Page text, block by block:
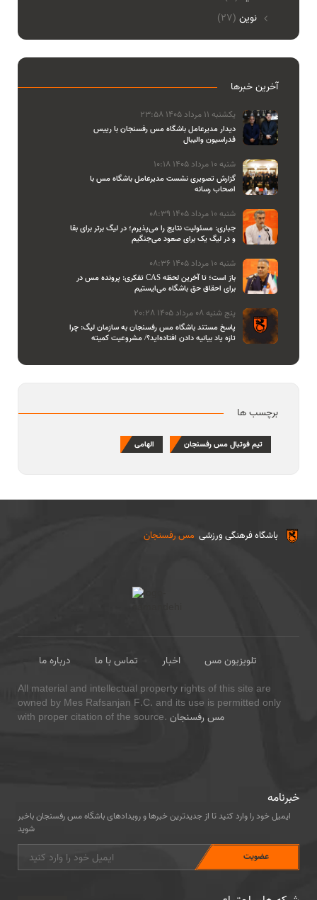
نوین (27)
آخرین خبرها
یکشنبه 11 مرداد 1405 23:58
دیدار مدیرعامل باشگاه مس رفسنجان با رییس
فدراسیون والیبال
شنبه 10 مرداد 1405 10:18
گزارش تصویری نشست مدیرعامل باشگاه مس با
اصحاب رسانه
شنبه 10 مرداد 1405 08:39
جباری: مسئولیت نتایج را می‌پذیرم؛ در لیگ برتر برای بقا
و در لیگ یک برای صعود می‌جنگیم
شنبه 10 مرداد 1405 08:36
تفکری: پرونده مس در CAS باز است؛ تا آخرین لحظه
برای احقاق حق باشگاه می‌ایستیم
پنج شنبه 08 مرداد 1405 20:28
پاسخ مستند باشگاه مس رفسنجان به سازمان لیگ: چرا
تازه یاد بیانیه دادن افتاده‌اید؟/ مشروعیت کمیته
برچسب ها
تیم فوتبال مس رفسنجان الهامی
مس رفسنجان باشگاه فرهنگی ورزشی
درباره ما تماس با ما اخبار
تلویزیون مس
All material and intellectual property rights of this site are
owned by Mes Rafsanjan F.C. and its use is permitted only
with proper citation of the source. مس رفسنجان
خبرنامه
ایمیل خود را وارد کنید تا از جدیدترین خبرها و رویدادهای باشگاه مس رفسنجان باخبر
شوید